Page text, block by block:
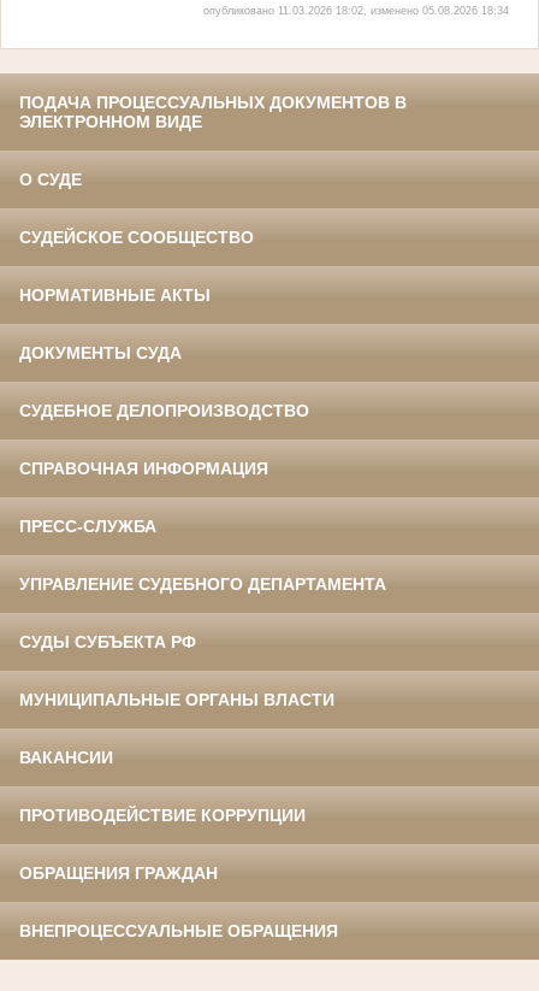
опубликовано 11.03.2026 18:02, изменено 05.08.2026 18:34
ПОДАЧА ПРОЦЕССУАЛЬНЫХ ДОКУМЕНТОВ В
ЭЛЕКТРОННОМ ВИДЕ
О СУДЕ
СУДЕЙСКОЕ СООБЩЕСТВО
НОРМАТИВНЫЕ АКТЫ
ДОКУМЕНТЫ СУДА
СУДЕБНОЕ ДЕЛОПРОИЗВОДСТВО
СПРАВОЧНАЯ ИНФОРМАЦИЯ
ПРЕСС-СЛУЖБА
УПРАВЛЕНИЕ СУДЕБНОГО ДЕПАРТАМЕНТА
СУДЫ СУБЪЕКТА РФ
МУНИЦИПАЛЬНЫЕ ОРГАНЫ ВЛАСТИ
ВАКАНСИИ
ПРОТИВОДЕЙСТВИЕ КОРРУПЦИИ
ОБРАЩЕНИЯ ГРАЖДАН
ВНЕПРОЦЕССУАЛЬНЫЕ ОБРАЩЕНИЯ